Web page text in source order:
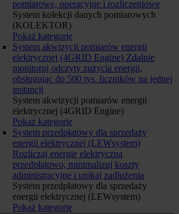
pomiarowe, operacyjne i rozliczeniowe
System kolekcji danych pomiarowych
(KOLEKTOR)
Pokaż kategorię
System akwizycji pomiarów energii
elektrycznej (4GRID Engine) Zdalnie
monitoruj odczyty zużycia energii,
obsługując do 500 tys. liczników na jednej
instancji
System akwizycji pomiarów energii
elektrycznej (4GRID Engine)
Pokaż kategorię
System przedpłatowy dla sprzedaży
energii elektrycznej (LEWsystem)
Rozliczaj energię elektryczną
przedpłatowo, minimalizuj koszty
administracyjne i unikaj zadłużenia
System przedpłatowy dla sprzedaży
energii elektrycznej (LEWsystem)
Pokaż kategorię